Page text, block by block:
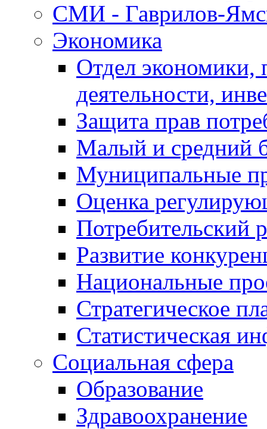
СМИ - Гаврилов-
Экономика
Отдел экономики,
деятельности,
Защита прав
Малый и средний
Муниципальные
Оценка
Потребительский
Развитие
Национальные
Стратегическое
Статистическая
Социальная сфера
Образование
Здравоохранение